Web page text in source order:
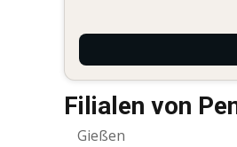
Filialen von
Gießen